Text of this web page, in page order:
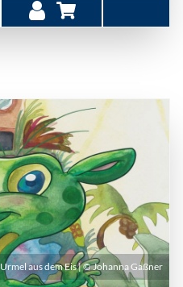
Urmel aus dem Eis | © Johanna Gaßner